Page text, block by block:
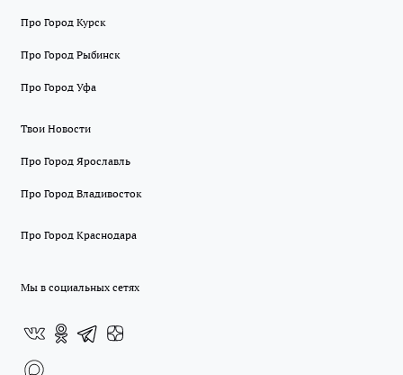
Про Город Курск
Про Город Рыбинск
Про Город Уфа
Твои Новости
Про Город Ярославль
Про Город Владивосток
Про Город Краснодара
Мы в социальных сетях